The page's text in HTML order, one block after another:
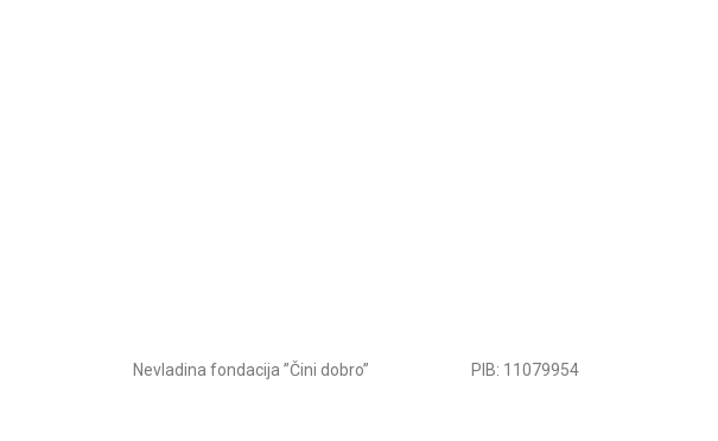
Nevladina fondacija ”Čini dobro” PIB: 11079954